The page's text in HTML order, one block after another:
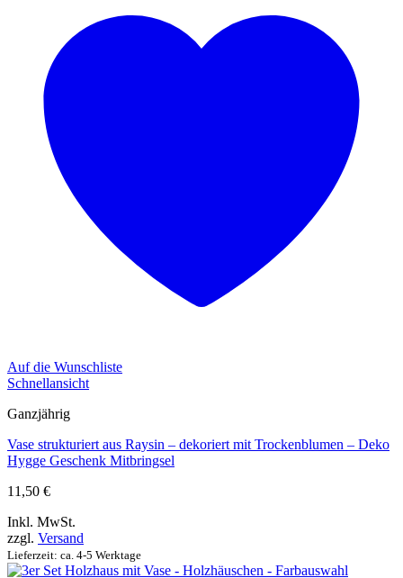
Auf die Wunschliste
Schnellansicht
Ganzjährig
Vase strukturiert aus Raysin – dekoriert mit Trockenblumen – Deko
Hygge Geschenk Mitbringsel
11,50 €
Inkl. MwSt.
zzgl. Versand
Lieferzeit: ca. 4-5 Werktage